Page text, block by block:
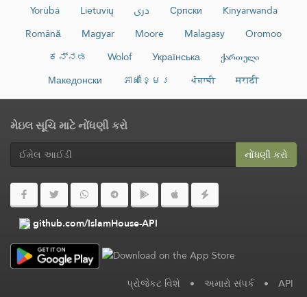
Yorùbá
Lietuvių دری Српски
Kinyarwanda
Română
Magyar Moore Malagasy
Oromoo
ಕನ್ನಡ
Wolof Українська
ქართული
Македонски
ភាសាខ្មែរ ਪੰਜਾਬੀ मराठी
મેઇલ સૂચિ માટે નોંધણી કરો
નોંધણી કરો
github.com/IslamHouse-API
પ્રોજેકટ વિશે • અમારો સંપર્ક • API